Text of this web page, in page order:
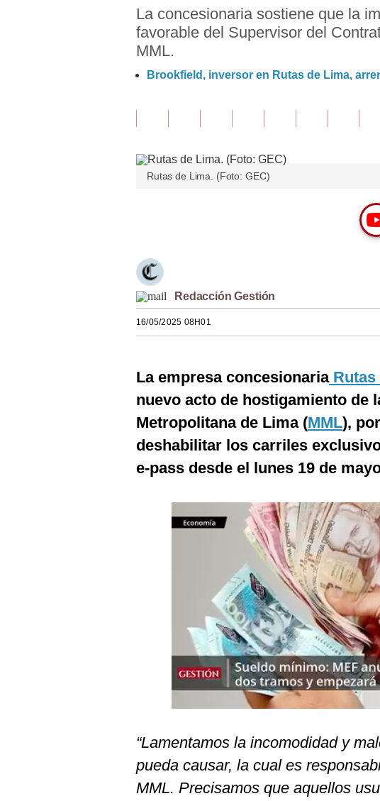
La concesionaria sostiene que la
favorable del Supervisor del
MML.
Brookfield, inversor en Rutas de Lima,
Rutas de Lima. (Foto: GEC)
Redacción Gestión
16/05/2025 08H01
La empresa concesionariaRutas
nuevo acto de hostigamiento de
Metropolitana de Lima (MML),
deshabilitar los carriles
e-pass desde el lunes 19 de
“Lamentamos la incomodidad y
pueda causar, la cual es
MML. Precisamos que aquellos